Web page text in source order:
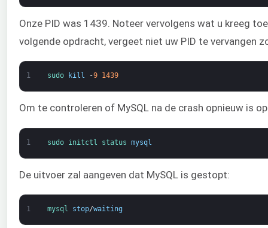
Onze PID was 1439. Noteer vervolgens wat u kreeg
volgende opdracht, vergeet niet uw PID te vervangen
1 sudo kill -9 1439
Om te controleren of MySQL na de crash opnieuw is
1 sudo initctl status mysql
De uitvoer zal aangeven dat MySQL is gestopt:
1 mysql stop/waiting